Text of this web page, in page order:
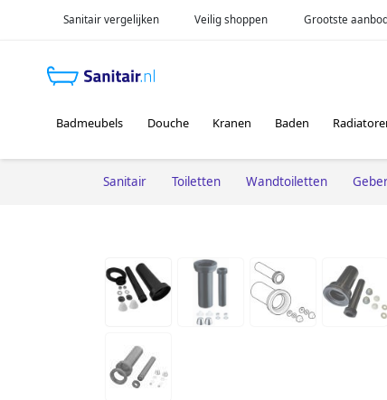
Sanitair vergelijken Veilig shoppen Grootste
Badmeubels Douche Kranen Baden
Sanitair Toiletten Wandtoiletten